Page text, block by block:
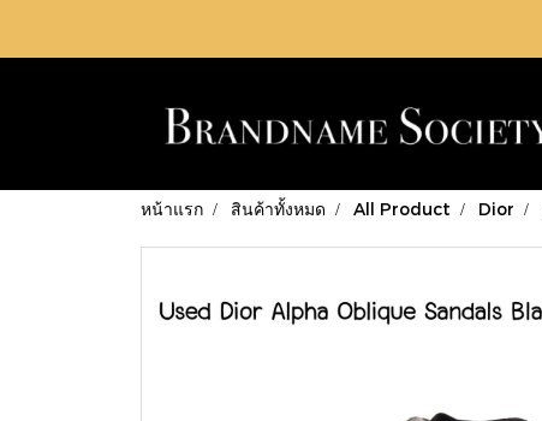
หน้าแรก สินค้าทั้งหมด All Product Dior